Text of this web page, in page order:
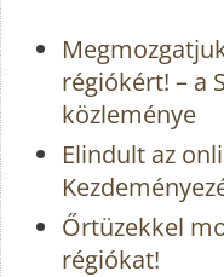
régiókért! – a
közleménye
Elindult az
Őrtüzekkel
régiókat!